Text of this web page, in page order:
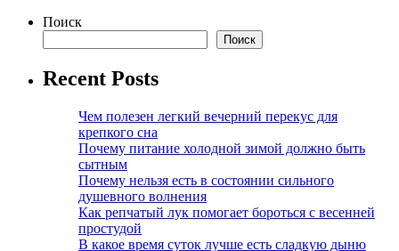
Поиск
Поиск
Recent Posts
Чем полезен легкий вечерний перекус для
крепкого сна
Почему питание холодной зимой должно быть
сытным
Почему нельзя есть в состоянии сильного
душевного волнения
Как репчатый лук помогает бороться с весенней
простудой
В какое время суток лучше есть сладкую дыню